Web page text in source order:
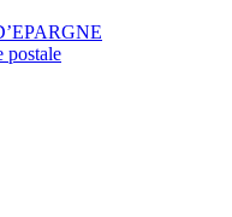
postale